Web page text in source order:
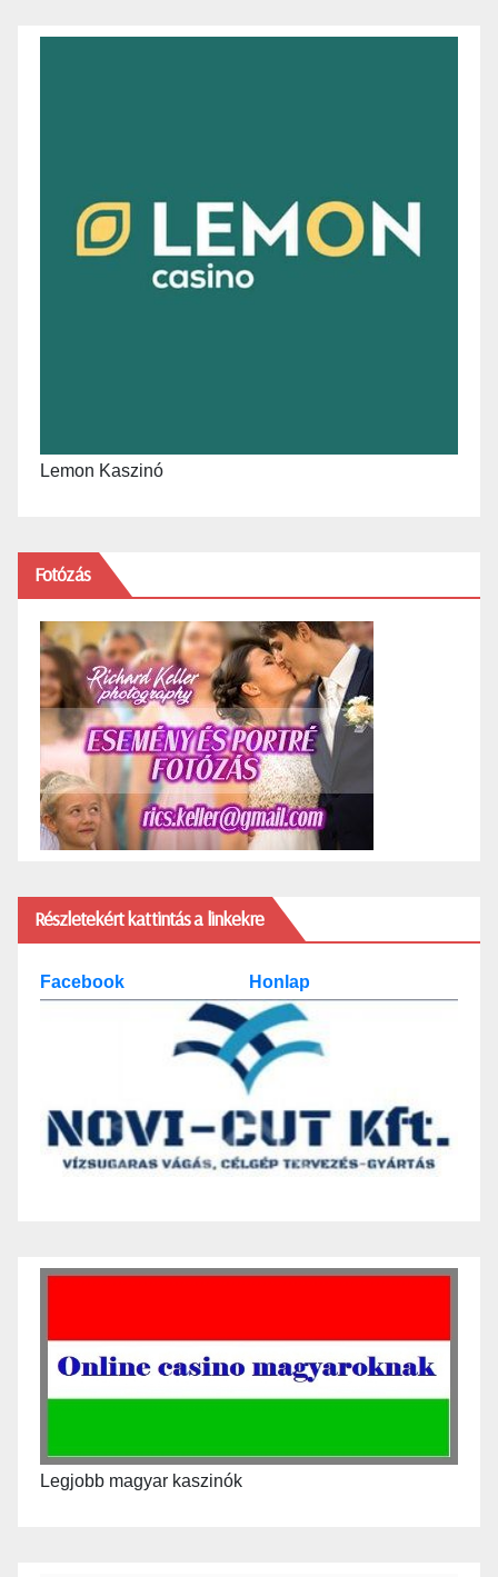
Lemon Kaszinó
Fotózás
Részletekért kattintás a linkekre
Facebook Honlap
Legjobb magyar kaszinók